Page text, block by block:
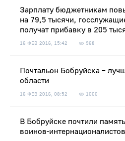
Зарплату бюджетникам
на 79,5 тысячи,
получат прибавку в 205
16 ФЕВ 2016, 15:42 968
Почтальон Бобруйска –
области
16 ФЕВ 2016, 08:52 1000
В Бобруйске почтили память
воинов-интернационалистов